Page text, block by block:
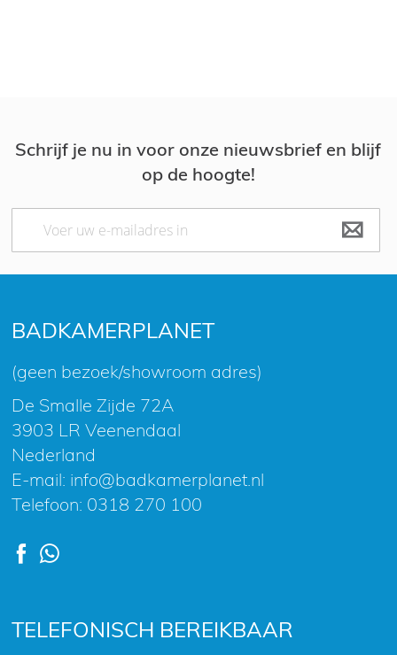
BADKAMERPLANET
(geen bezoek/showroom adres)
De Smalle Zijde 72A
3903 LR Veenendaal
Nederland
E-mail: info@badkamerplanet.nl
Telefoon: 0318 270 100
TELEFONISCH BEREIKBAAR
Schrijf je nu in voor onze nieuwsbrief en blijf
op de hoogte!
Abonneer
op
nieuwsbrief